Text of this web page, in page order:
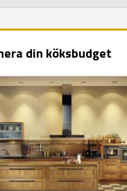
din köksbudget